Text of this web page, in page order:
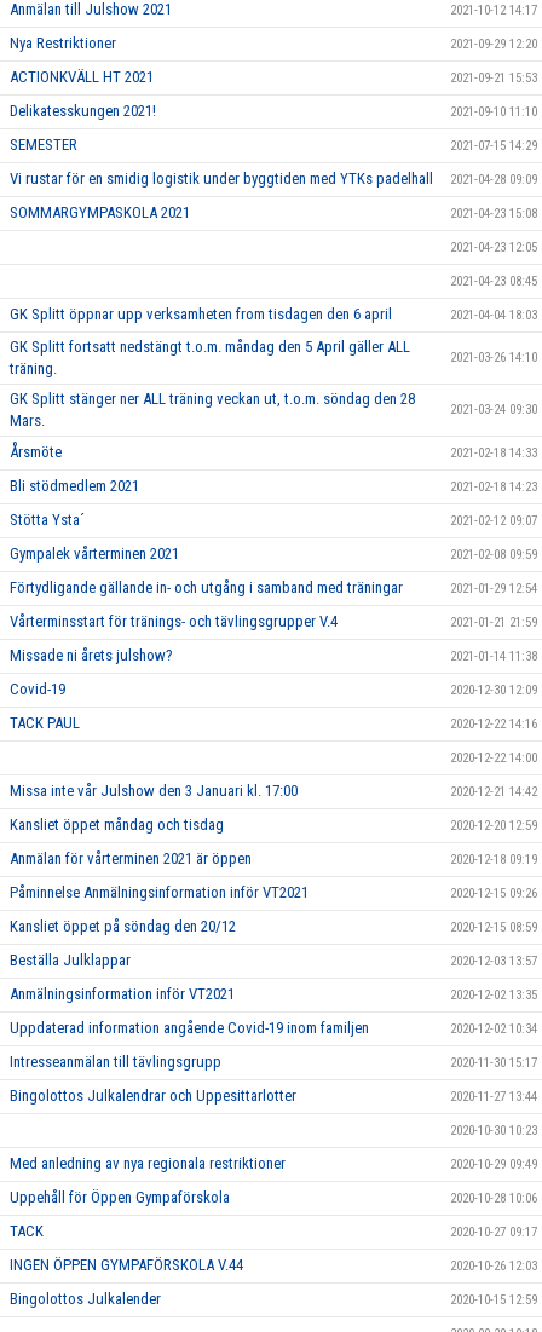
Anmälan till Julshow 2021 2021-10-12 14:17
Nya Restriktioner 2021-09-29 12:20
ACTIONKVÄLL HT 2021 2021-09-21 15:53
Delikatesskungen 2021! 2021-09-10 11:10
SEMESTER 2021-07-15 14:29
Vi rustar för en smidig logistik under byggtiden med YTKs padelhall 2021-04-28 09:09
SOMMARGYMPASKOLA 2021 2021-04-23 15:08
2021-04-23 12:05
2021-04-23 08:45
GK Splitt öppnar upp verksamheten from tisdagen den 6 april 2021-04-04 18:03
GK Splitt fortsatt nedstängt t.o.m. måndag den 5 April gäller ALL
träning.
2021-03-26 14:10
GK Splitt stänger ner ALL träning veckan ut, t.o.m. söndag den 28
Mars.
2021-03-24 09:30
Årsmöte 2021-02-18 14:33
Bli stödmedlem 2021 2021-02-18 14:23
Stötta Ysta´ 2021-02-12 09:07
Gympalek vårterminen 2021 2021-02-08 09:59
Förtydligande gällande in- och utgång i samband med träningar 2021-01-29 12:54
Vårterminsstart för tränings- och tävlingsgrupper V.4 2021-01-21 21:59
Missade ni årets julshow? 2021-01-14 11:38
Covid-19 2020-12-30 12:09
TACK PAUL 2020-12-22 14:16
2020-12-22 14:00
Missa inte vår Julshow den 3 Januari kl. 17:00 2020-12-21 14:42
Kansliet öppet måndag och tisdag 2020-12-20 12:59
Anmälan för vårterminen 2021 är öppen 2020-12-18 09:19
Påminnelse Anmälningsinformation inför VT2021 2020-12-15 09:26
Kansliet öppet på söndag den 20/12 2020-12-15 08:59
Beställa Julklappar 2020-12-03 13:57
Anmälningsinformation inför VT2021 2020-12-02 13:35
Uppdaterad information angående Covid-19 inom familjen 2020-12-02 10:34
Intresseanmälan till tävlingsgrupp 2020-11-30 15:17
Bingolottos Julkalendrar och Uppesittarlotter 2020-11-27 13:44
2020-10-30 10:23
Med anledning av nya regionala restriktioner 2020-10-29 09:49
Uppehåll för Öppen Gympaförskola 2020-10-28 10:06
TACK 2020-10-27 09:17
INGEN ÖPPEN GYMPAFÖRSKOLA V.44 2020-10-26 12:03
Bingolottos Julkalender 2020-10-15 12:59